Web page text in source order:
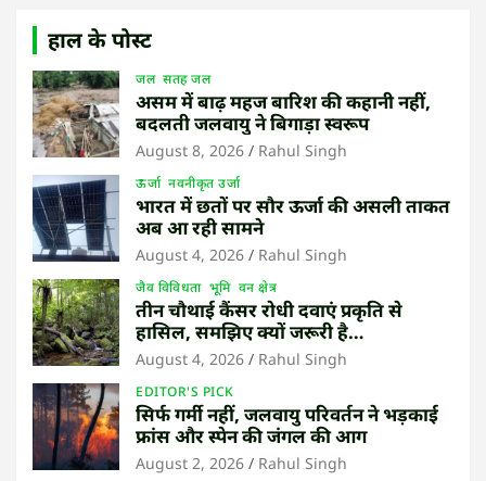
हाल के पोस्ट
जल सतह जल
असम में बाढ़ महज बारिश की कहानी नहीं,
बदलती जलवायु ने बिगाड़ा स्वरूप
August 8, 2026 Rahul Singh
ऊर्जा नवनीकृत उर्जा
भारत में छतों पर सौर ऊर्जा की असली ताकत
अब आ रही सामने
August 4, 2026 Rahul Singh
जैव विविधता भूमि वन क्षेत्र
तीन चौथाई कैंसर रोधी दवाएं प्रकृति से
हासिल, समझिए क्यों जरूरी है
उष्णकटिबंधीय जंगल बचाना
August 4, 2026 Rahul Singh
EDITOR'S PICK
सिर्फ गर्मी नहीं, जलवायु परिवर्तन ने भड़काई
फ्रांस और स्पेन की जंगल की आग
August 2, 2026 Rahul Singh